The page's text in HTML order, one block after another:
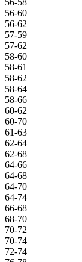
56-60
56-62
57-59
57-62
58-60
58-61
58-62
58-64
58-66
60-62
60-70
61-63
62-64
62-68
64-66
64-68
64-70
64-74
66-68
68-70
70-72
70-74
72-74